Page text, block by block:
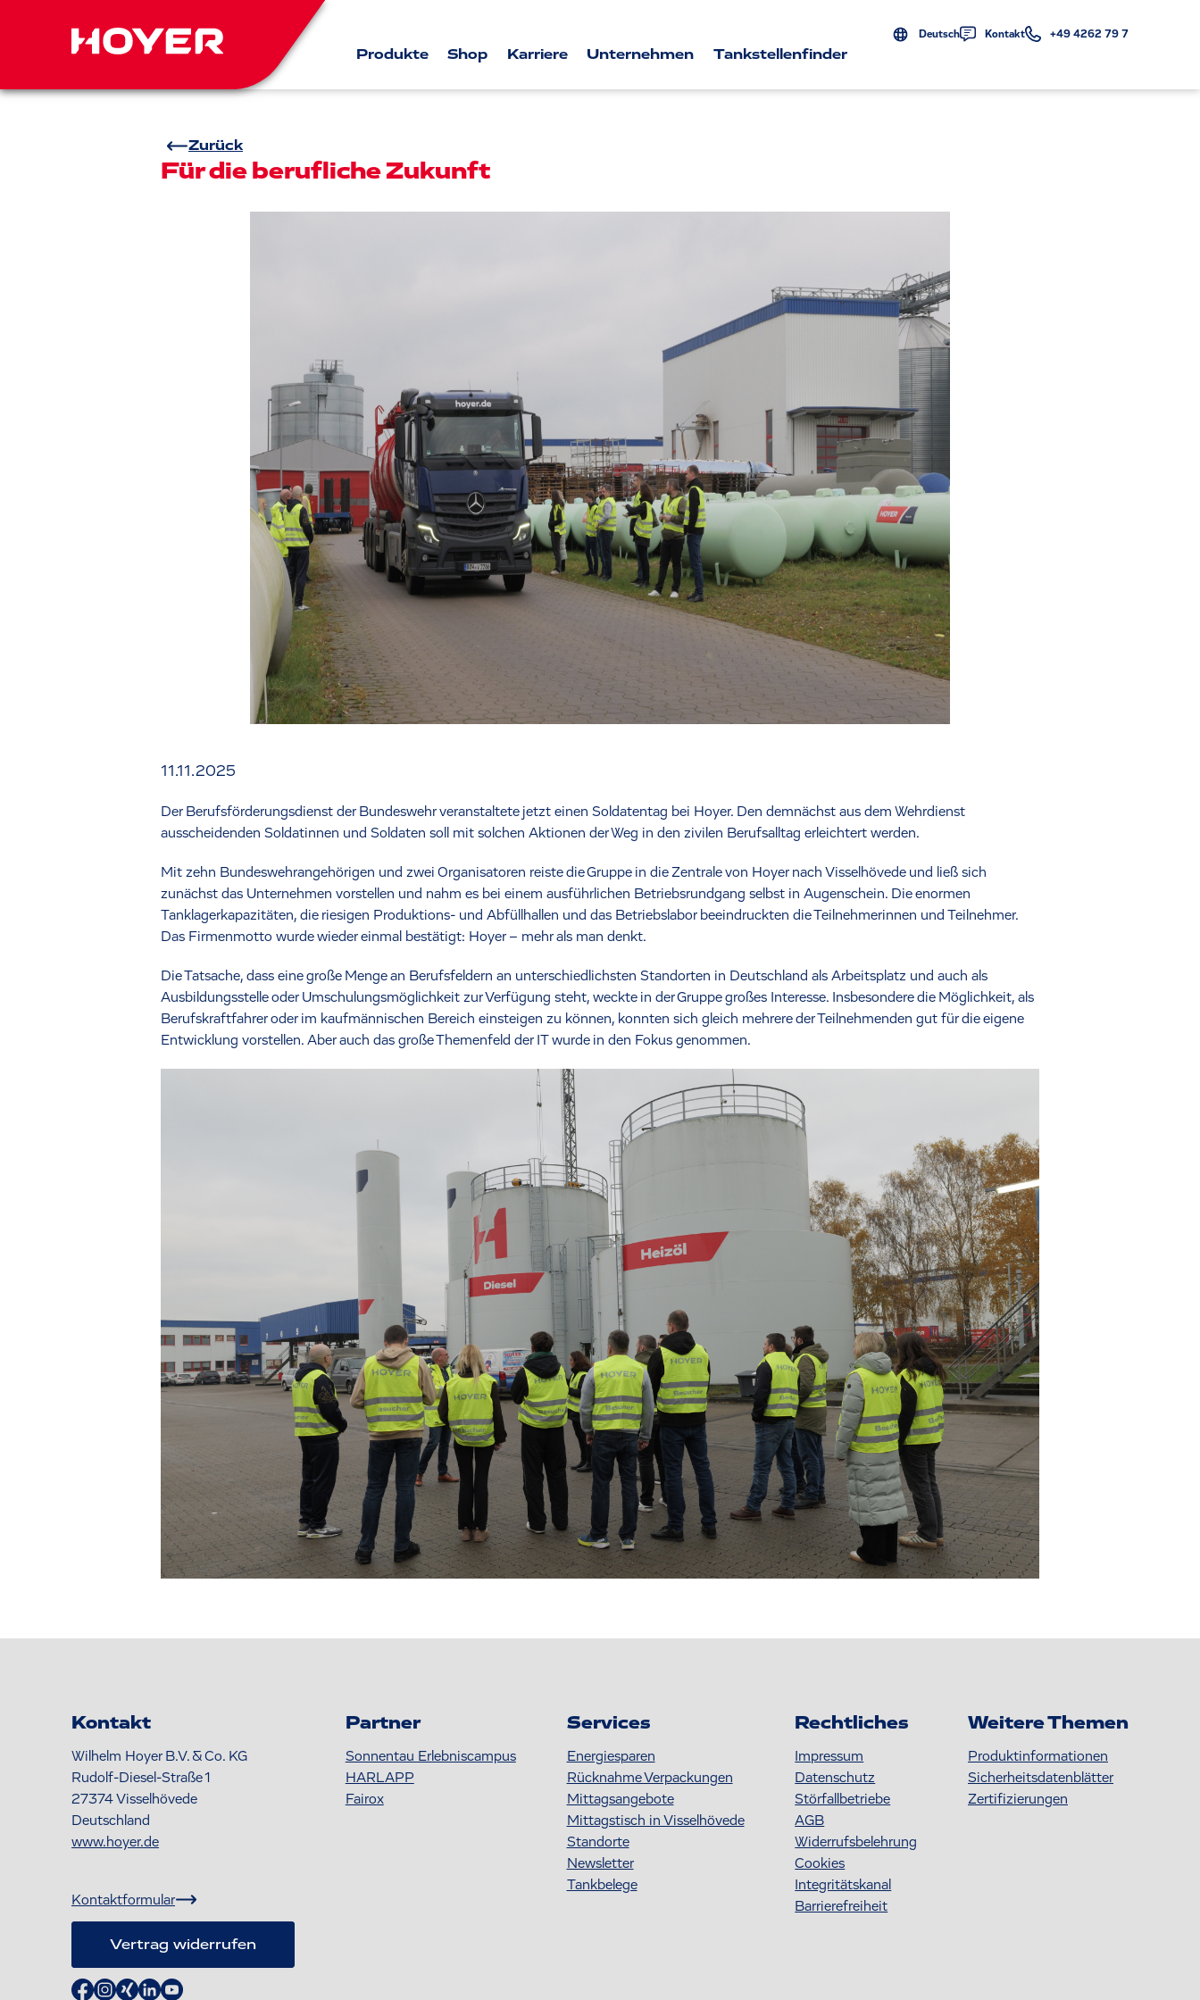
Deutsch Kontakt +49 4262 79 7
Produkte Shop Karriere Unternehmen Tankstellenfinder
Zurück
Für die berufliche Zukunft
11.11.2025
Der Berufsförderungsdienst der Bundeswehr veranstaltete jetzt einen Soldatentag bei Hoyer. Den demnächst aus dem Wehrdienst
ausscheidenden Soldatinnen und Soldaten soll mit solchen Aktionen der Weg in den zivilen Berufsalltag erleichtert werden.
Mit zehn Bundeswehrangehörigen und zwei Organisatoren reiste die Gruppe in die Zentrale von Hoyer nach Visselhövede und ließ sich
zunächst das Unternehmen vorstellen und nahm es bei einem ausführlichen Betriebsrundgang selbst in Augenschein. Die enormen
Tanklagerkapazitäten, die riesigen Produktions- und Abfüllhallen und das Betriebslabor beeindruckten die Teilnehmerinnen und Teilnehmer.
Das Firmenmotto wurde wieder einmal bestätigt: Hoyer – mehr als man denkt.
Die Tatsache, dass eine große Menge an Berufsfeldern an unterschiedlichsten Standorten in Deutschland als Arbeitsplatz und auch als
Ausbildungsstelle oder Umschulungsmöglichkeit zur Verfügung steht, weckte in der Gruppe großes Interesse. Insbesondere die Möglichkeit, als
Berufskraftfahrer oder im kaufmännischen Bereich einsteigen zu können, konnten sich gleich mehrere der Teilnehmenden gut für die eigene
Entwicklung vorstellen. Aber auch das große Themenfeld der IT wurde in den Fokus genommen.
Kontakt
Wilhelm Hoyer B.V. & Co. KG
Rudolf-Diesel-Straße 1
27374Visselhövede
Deutschland
www.hoyer.de
Kontaktformular
Vertrag widerrufen
Partner
Sonnentau Erlebniscampus
HARLAPP
Fairox
Services
Energiesparen
Rücknahme Verpackungen
Mittagsangebote
Mittagstisch in Visselhövede
Standorte
Newsletter
Tankbelege
Rechtliches
Impressum
Datenschutz
Störfallbetriebe
AGB
Widerrufsbelehrung
Cookies
Integritätskanal
Barrierefreiheit
Weitere Themen
Produktinformationen
S icherheitsdatenblätter
Zertifizierungen